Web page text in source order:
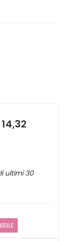
ultimi 30